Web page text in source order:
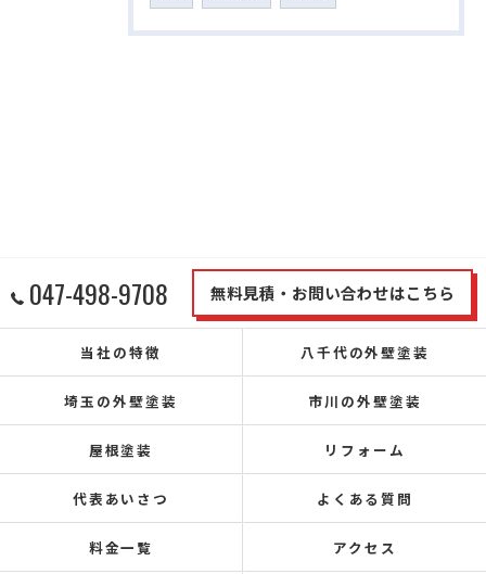
047-498-9708 無料見積・お問い合わせはこちら
当社の特徴 八千代の外壁塗装
埼玉の外壁塗装 市川の外壁塗装
屋根塗装 リフォーム
代表あいさつ よくある質問
料金一覧 アクセス